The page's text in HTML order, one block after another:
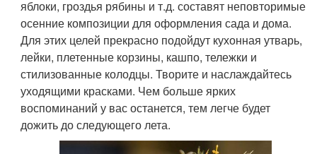
яблоки, гроздья рябины и т.д. составят неповторимые
осенние композиции для оформления сада и дома.
Для этих целей прекрасно подойдут кухонная утварь,
лейки, плетенные корзины, кашпо, тележки и
стилизованные колодцы. Творите и наслаждайтесь
уходящими красками. Чем больше ярких
воспоминаний у вас останется, тем легче будет
дожить до следующего лета.